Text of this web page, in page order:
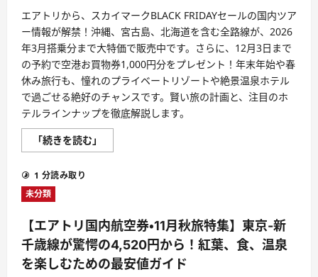
エアトリから、スカイマークBLACK FRIDAYセールの国内ツア
ー情報が解禁！沖縄、宮古島、北海道を含む全路線が、2026
年3月搭乗分まで大特価で販売中です。さらに、12月3日まで
の予約で空港お買物券1,000円分をプレゼント！年末年始や春
休み旅行も、憧れのプライベートリゾートや絶景温泉ホテル
で過ごせる絶好のチャンスです。賢い旅の計画と、注目のホ
テルラインナップを徹底解説します。
「続きを読む」
撃
ラ
イ
デ
ー】
ス
カ
1 分読み取り
未分類
【エアトリ国内航空券・11月秋旅特集】東京-新
千歳線が驚愕の4,520円から！紅葉、食、温泉
を楽しむための最安値ガイド